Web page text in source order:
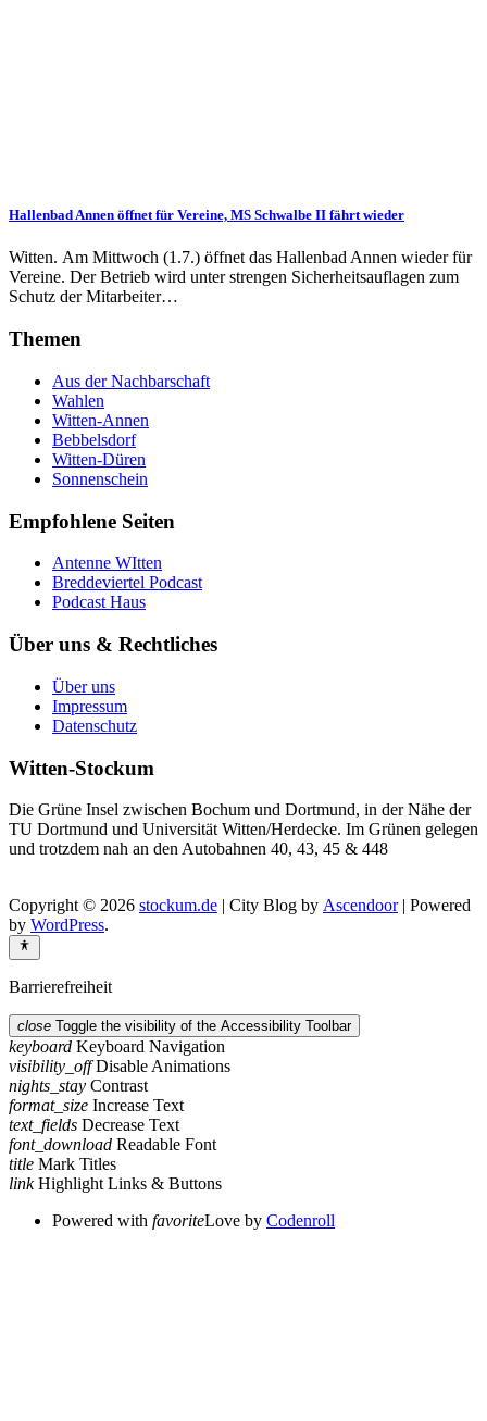
Hallenbad Annen öffnet für Vereine, MS Schwalbe II fährt wieder
Witten. Am Mittwoch (1.7.) öffnet das Hallenbad Annen wieder für
Vereine. Der Betrieb wird unter strengen Sicherheitsauflagen zum
Schutz der Mitarbeiter…
Themen
Aus der Nachbarschaft
Wahlen
Witten-Annen
Bebbelsdorf
Witten-Düren
Sonnenschein
Empfohlene Seiten
Antenne WItten
Breddeviertel Podcast
Podcast Haus
Über uns & Rechtliches
Über uns
Impressum
Datenschutz
Witten-Stockum
Die Grüne Insel zwischen Bochum und Dortmund, in der Nähe der
TU Dortmund und Universität Witten/Herdecke. Im Grünen gelegen
und trotzdem nah an den Autobahnen 40, 43, 45 & 448
Copyright © 2026 stockum.de | City Blog by Ascendoor| Powered
by WordPress.
Barrierefreiheit
close Toggle the visibility of the Accessibility Toolbar
keyboard Keyboard Navigation
visibility_off Disable Animations
nights_stay Contrast
format_size Increase Text
text_fields Decrease Text
font_download Readable Font
title Mark Titles
link Highlight Links & Buttons
Powered with favoriteLove by Codenroll